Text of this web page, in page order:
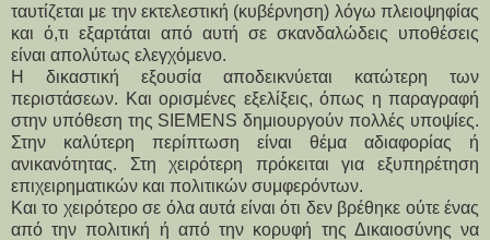
ταυτίζεται με την εκτελεστική (κυβέρνηση) λόγω πλειοψηφίας
και ό,τι εξαρτάται από αυτή σε σκανδαλώδεις υποθέσεις
είναι απολύτως ελεγχόμενο.
Η δικαστική εξουσία αποδεικνύεται κατώτερη των
περιστάσεων. Και ορισμένες εξελίξεις, όπως η παραγραφή
στην υπόθεση της SIEMENS δημιουργούν πολλές υποψίες.
Στην καλύτερη περίπτωση είναι θέμα αδιαφορίας ή
ανικανότητας. Στη χειρότερη πρόκειται για εξυπηρέτηση
επιχειρηματικών και πολιτικών συμφερόντων.
Και το χειρότερο σε όλα αυτά είναι ότι δεν βρέθηκε ούτε ένας
από την πολιτική ή από την κορυφή της Δικαιοσύνης να